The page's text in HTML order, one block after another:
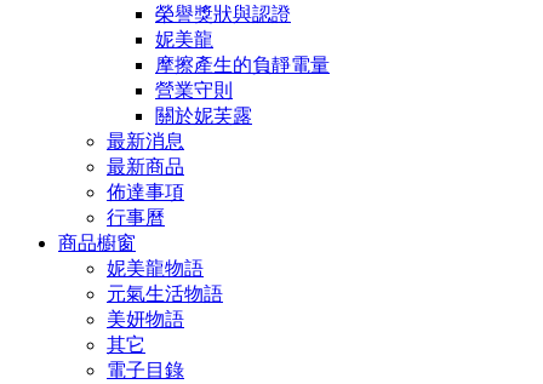
榮譽獎狀與認證
妮美龍
摩擦產生的負靜電量
營業守則
關於妮芙露
最新消息
最新商品
佈達事項
行事曆
商品櫥窗
妮美龍物語
元氣生活物語
美妍物語
其它
電子目錄